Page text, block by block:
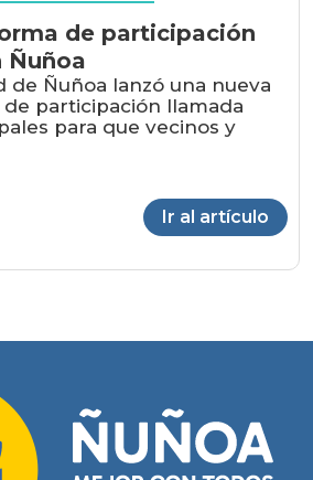
de participación
Ñuñoa
de Ñuñoa lanzó una nueva
participación llamada
para que vecinos y
Ir al artículo